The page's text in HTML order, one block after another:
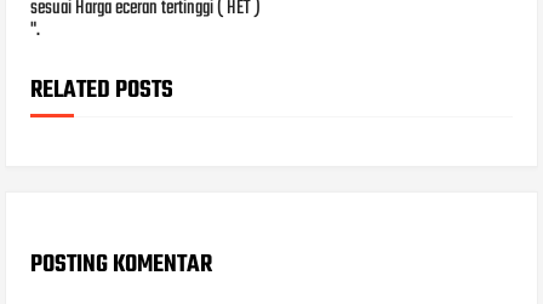
sesuai Harga eceran tertinggi ( HET )
".
RELATED POSTS
POSTING KOMENTAR